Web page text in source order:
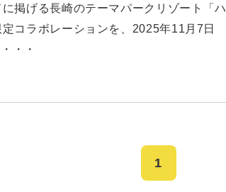
掲げる長崎のテーマパークリゾート「ハ
コラボレーションを、2025年11月7日
・・
1